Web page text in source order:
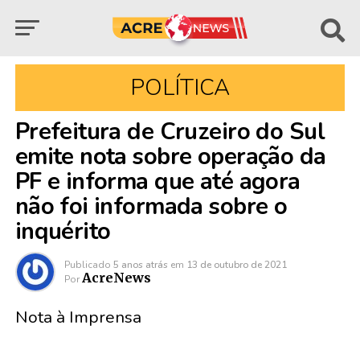
POLÍTICA
Prefeitura de Cruzeiro do Sul
emite nota sobre operação da
PF e informa que até agora
não foi informada sobre o
inquérito
Publicado 5 anos atrás em 13 de outubro de 2021
Por AcreNews
Nota à Imprensa